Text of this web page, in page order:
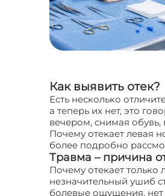
Как выявить отек?
Есть несколько
а теперь их нет, это
вечером, снимая обувь,
Почему отекает левая
более подробно
Травма – причина
Почему отекает
незначительный ушиб
болевые ощущения, нет